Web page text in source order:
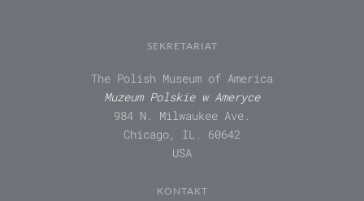
SEKRETARIAT
The Polish Museum of America
Muzeum Polskie w Ameryce
984 N. Milwaukee Ave.
Chicago, IL. 60642
USA
KONTAKT